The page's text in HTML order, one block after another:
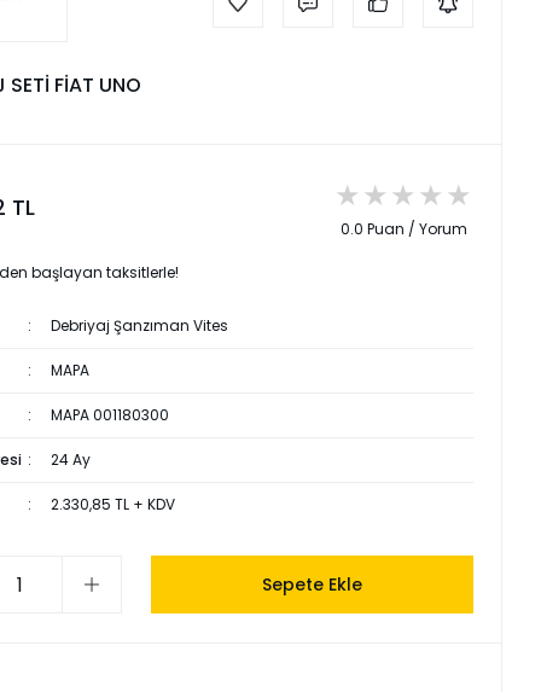
SETİ FİAT UNO
TL
0.0 Puan / Yorum
den başlayan taksitlerle!
Debriyaj Şanzıman Vites
MAPA
MAPA 001180300
24 Ay
2.330,85 TL + KDV
Sepete Ekle